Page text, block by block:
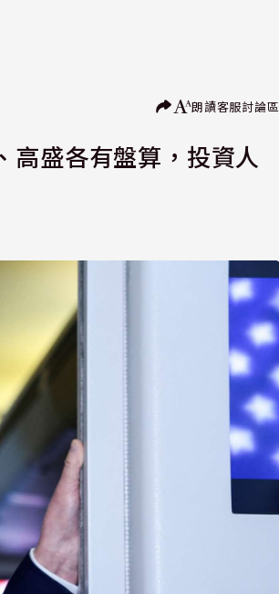
朗讀客服討論區
盛各有盤算，投資人